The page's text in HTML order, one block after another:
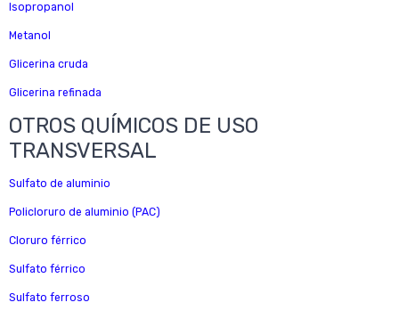
Isopropanol
Metanol
Glicerina cruda
Glicerina refinada
OTROS QUÍMICOS DE USO
TRANSVERSAL
Sulfato de aluminio
Policloruro de aluminio (PAC)
Cloruro férrico
Sulfato férrico
Sulfato ferroso